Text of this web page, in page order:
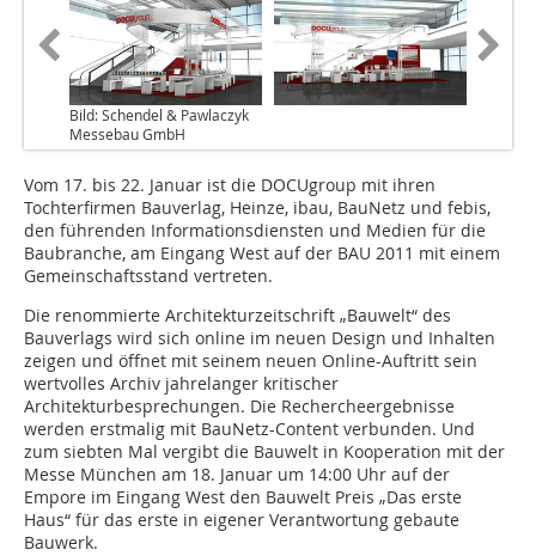
Bild: Schendel & Pawlaczyk
Messebau GmbH
Vom 17. bis 22. Januar ist die DOCUgroup mit ihren
Tochterfirmen Bauverlag, Heinze, ibau, BauNetz und febis,
den führenden Informationsdiensten und Medien für die
Baubranche, am Eingang West auf der BAU 2011 mit einem
Gemeinschaftsstand vertreten.
Die renommierte Architekturzeitschrift „Bauwelt“ des
Bauverlags wird sich online im neuen Design und Inhalten
zeigen und öffnet mit seinem neuen Online-Auftritt sein
wertvolles Archiv jahrelanger kritischer
Architekturbesprechungen. Die Rechercheergebnisse
werden erstmalig mit BauNetz-Content verbunden. Und
zum siebten Mal vergibt die Bauwelt in Kooperation mit der
Messe München am 18. Januar um 14:00 Uhr auf der
Empore im Eingang West den Bauwelt Preis „Das erste
Haus“ für das erste in eigener Verantwortung gebaute
Bauwerk.